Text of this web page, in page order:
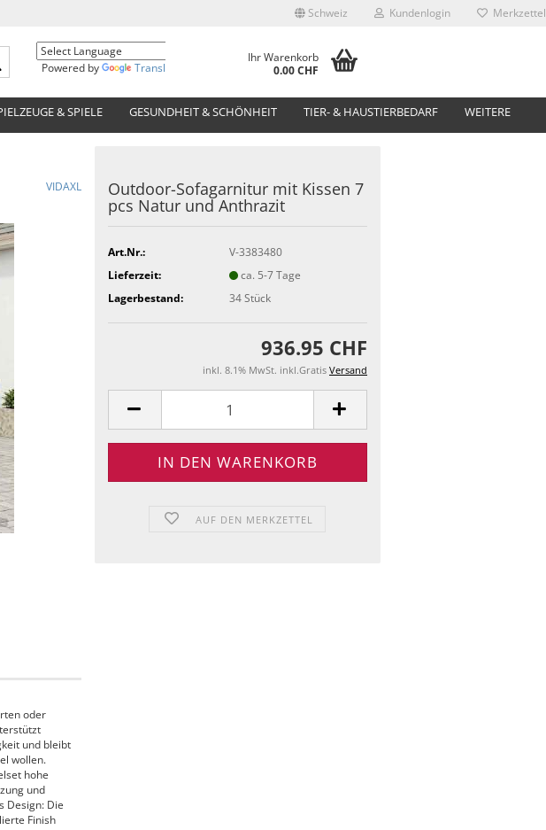
Schweiz Kundenlogin Merkzettel
Suche...
Powered by
Translate
Ihr Warenkorb
0.00 CHF
& SPIELE GESUNDHEIT & SCHÖNHEIT TIER- & HAUSTIERBEDARF WEITERE
VIDAXL
Outdoor-Sofagarnitur mit Kissen 7
pcs Natur und Anthrazit
Art.Nr.:
V-3383480
Lieferzeit:
ca. 5-7 Tage
Lagerbestand:
34Stück
936.95 CHF
inkl. 8.1% MwSt. inkl.Gratis Versand
AUF DEN MERKZETTEL
oder
und bleibt
wollen.
hohe
und
Design: Die
Finish